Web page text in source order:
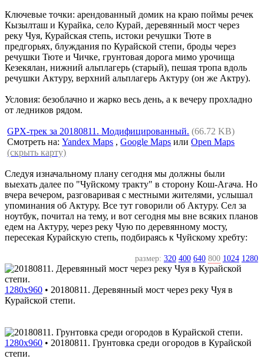
Ключевые точки: арендованный домик на краю поймы речек
Кызылташ и Курайка, село Курай, деревянный мост через
реку Чуя, Курайская степь, истоки речушки Тюте в
предгорьях, блуждания по Курайской степи, броды через
речушки Тюте и Чичке, грунтовая дорога мимо урочища
Кезекялан, нижний альплагерь (старый), пешая тропа вдоль
речушки Актуру, верхний альплагерь Актуру (он же Актру).
Условия: безоблачно и жарко весь день, а к вечеру прохладно
от ледников рядом.
GPX-трек за 20180811. Модифицированный. (66.72 KB)
Смотреть на:Yandex Maps ,Google Maps илиOpen Maps
(скрыть карту)
Следуя изначальному плану сегодня мы должны были
выехать далее по "Чуйскому тракту" в сторону Кош-Агача. Но
вчера вечером, разговаривая с местными жителями, услышал
упоминания об Актуру. Все тут говорили об Актуру. Сел за
ноутбук, почитал на тему, и вот сегодня мы вне всяких планов
едем на Актуру, через реку Чую по деревянному мосту,
пересекая Курайскую степь, подбираясь к Чуйскому хребту:
размер: 320 400 640 800 1024 1280
1280x960 • 20180811. Деревянный мост через реку Чуя в
Курайской степи.
1280x960 • 20180811. Грунтовка среди огородов в Курайской
степи.